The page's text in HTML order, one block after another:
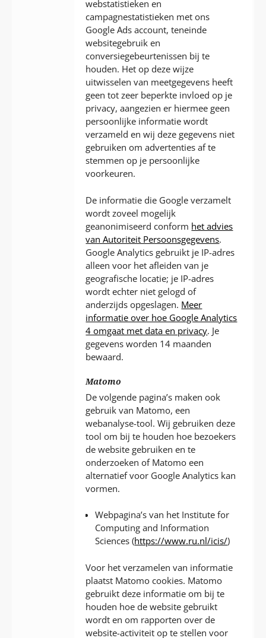
webstatistieken en
campagnestatistieken met ons
Google Ads account, teneinde
websitegebruik en
conversiegebeurtenissen bij te
houden. Het op deze wijze
uitwisselen van meetgegevens heeft
geen tot zeer beperkte invloed op je
privacy, aangezien er hiermee geen
persoonlijke informatie wordt
verzameld en wij deze gegevens niet
gebruiken om advertenties af te
stemmen op je persoonlijke
voorkeuren.
De informatie die Google verzamelt
wordt zoveel mogelijk
geanonimiseerd conform het advies
van Autoriteit Persoonsgegevens.
Google Analytics gebruikt je IP-adres
alleen voor het afleiden van je
geografische locatie; je IP-adres
wordt echter niet gelogd of
anderzijds opgeslagen. Meer
informatie over hoe Google Analytics
4 omgaat met data en privacy. Je
gegevens worden 14 maanden
bewaard.
Matomo
De volgende pagina’s maken ook
gebruik van Matomo, een
webanalyse-tool. Wij gebruiken deze
tool om bij te houden hoe bezoekers
de website gebruiken en te
onderzoeken of Matomo een
alternatief voor Google Analytics kan
vormen.
Webpagina’s van het Institute for
Computing and Information
Sciences (https://www.ru.nl/icis/)
Voor het verzamelen van informatie
plaatst Matomo cookies. Matomo
gebruikt deze informatie om bij te
houden hoe de website gebruikt
wordt en om rapporten over de
website-activiteit op te stellen voor